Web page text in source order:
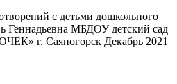
с детьми дошкольного
Геннадьевна МБДОУ детский сад
г. Саяногорск Декабрь 2021